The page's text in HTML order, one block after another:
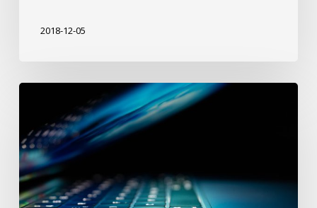
2018-12-05
Dünyasının
Teknoloji
ile
İmtihanı